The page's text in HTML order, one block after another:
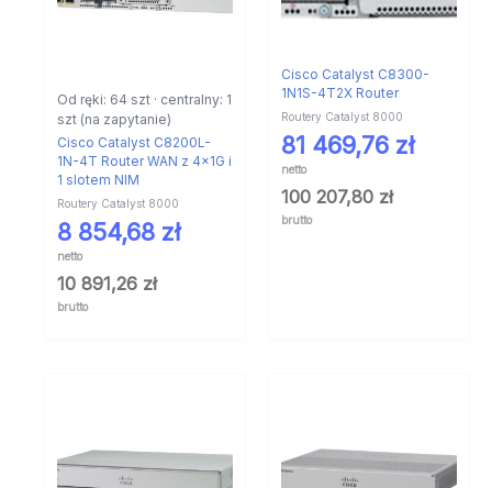
Od ręki: 64 szt · centralny: 1
szt (na zapytanie)
Cisco Catalyst C8200L-
1N-4T Router WAN z 4x1G i
1 slotem NIM
Routery Catalyst 8000
8 854,68 zł
netto
10 891,26 zł
brutto
Cisco Catalyst C8300-
1N1S-4T2X Router
Routery Catalyst 8000
81 469,76 zł
netto
100 207,80 zł
brutto